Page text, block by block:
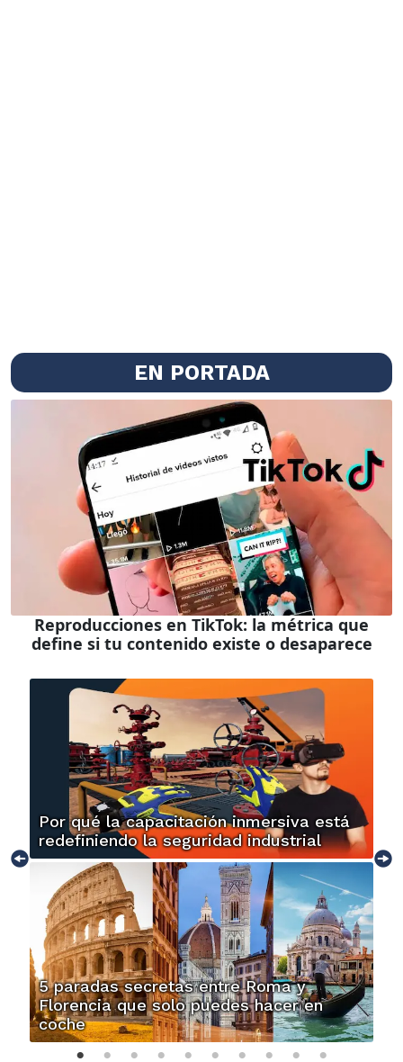
EN PORTADA
Reproducciones en TikTok: la métrica que
define si tu contenido existe o desaparece
Por qué la capacitación inmersiva está
redefiniendo la seguridad industrial
5 paradas secretas entre Roma y
Florencia que solo puedes hacer en
coche